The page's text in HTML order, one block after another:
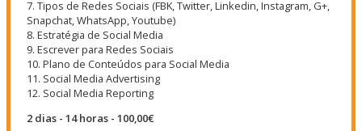
7. Tipos de Redes Sociais (FBK, Twitter, Linkedin, Instagram, G+,
Snapchat, WhatsApp, Youtube)
8. Estratégia de Social Media
9. Escrever para Redes Sociais
10. Plano de Conteúdos para Social Media
11. Social Media Advertising
12. Social Media Reporting
2 dias - 14 horas - 100,00€